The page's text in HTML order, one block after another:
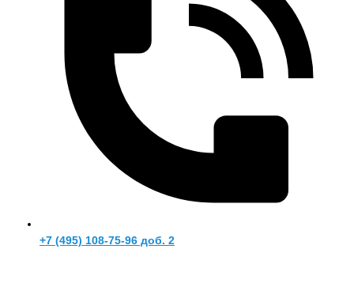
+7 (495) 108-75-96 доб. 2